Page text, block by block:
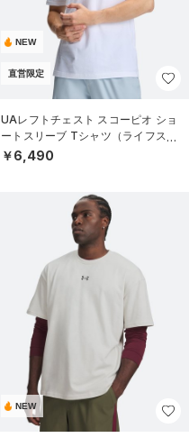
NEW
直営限定
UAレフトチェスト スコーピオ ショ
ートスリーブ Tシャツ（ライフスタ
イル/MEN）
￥6,490
NEW